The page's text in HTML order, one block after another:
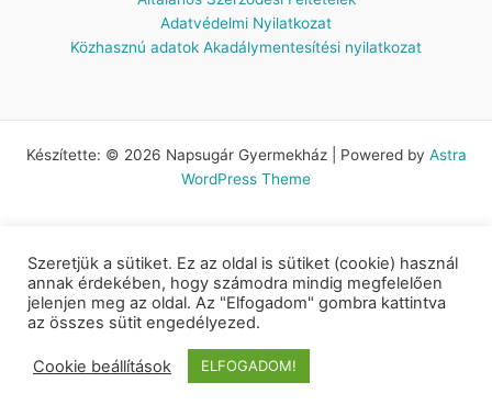
Adatvédelmi Nyilatkozat
Közhasznú adatok Akadálymentesítési nyilatkozat
Készítette: © 2026 Napsugár Gyermekház | Powered by Astra
WordPress Theme
Szeretjük a sütiket. Ez az oldal is sütiket (cookie) használ
annak érdekében, hogy számodra mindig megfelelően
jelenjen meg az oldal. Az "Elfogadom" gombra kattintva
az összes sütit engedélyezed.
Cookie beállítások ELFOGADOM!